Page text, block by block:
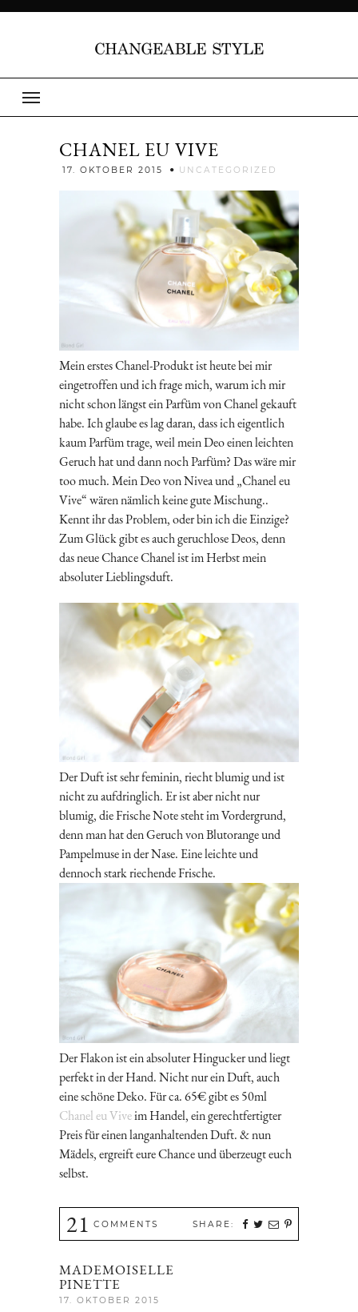
CHANEL EU VIVE
17. OKTOBER 2015 UNCATEGORIZED
Mein erstes Chanel-Produkt ist heute bei mir
eingetroffen und ich frage mich, warum ich mir
nicht schon längst ein Parfüm von Chanel gekauft
habe. Ich glaube es lag daran, dass ich eigentlich
kaum Parfüm trage, weil mein Deo einen leichten
Geruch hat und dann noch Parfüm? Das wäre mir
too much. Mein Deo von Nivea und „Chanel eu
Vive“ wären nämlich keine gute Mischung..
Kennt ihr das Problem, oder bin ich die Einzige?
Zum Glück gibt es auch geruchlose Deos, denn
das neue Chance Chanel ist im Herbst mein
absoluter Lieblingsduft.
Der Duft ist sehr feminin, riecht blumig und ist
nicht zu aufdringlich. Er ist aber nicht nur
blumig, die Frische Note steht im Vordergrund,
denn man hat den Geruch von Blutorange und
Pampelmuse in der Nase. Eine leichte und
dennoch stark riechende Frische.
Der Flakon ist ein absoluter Hingucker und liegt
perfekt in der Hand. Nicht nur ein Duft, auch
eine schöne Deko. Für ca. 65€ gibt es 50ml
Chanel eu Viveim Handel, ein gerechtfertigter
Preis für einen langanhaltenden Duft. & nun
Mädels, ergreift eure Chance und überzeugt euch
selbst.
21 COMMENTS SHARE:
MADEMOISELLE
PINETTE
17. OKTOBER 2015